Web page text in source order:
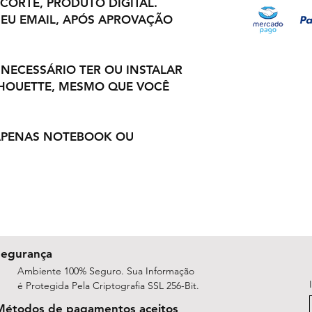
PRODUTO DIGITAL.
EMAIL, APÓS APROVAÇÃO
TER OU INSTALAR
MESMO QUE VOCÊ
NOTEBOOK OU
Ambiente 100% Seguro. Sua Informação
é Protegida Pela Criptografia SSL 256-Bit.
de pagamentos aceitos